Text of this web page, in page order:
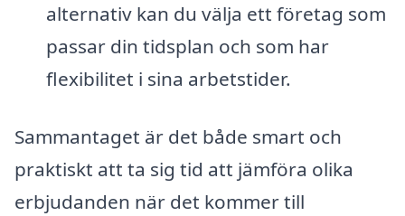
alternativ kan du välja ett företag som
passar din tidsplan och som har
flexibilitet i sina arbetstider.
Sammantaget är det både smart och
praktiskt att ta sig tid att jämföra olika
erbjudanden när det kommer till